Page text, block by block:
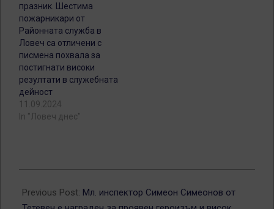
празник. Шестима
пожарникари от
Районната служба в
Ловеч са отличени с
писмена похвала за
постигнати високи
резултати в служебната
дейност
11.09.2024
In "Ловеч днес"
02-
Previous Post: Мл. инспектор Симеон Симеонов от